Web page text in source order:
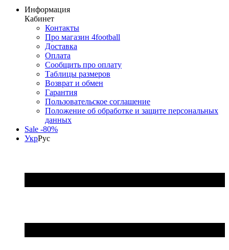
Информация
Кабинет
Контакты
Про магазин 4football
Доставка
Оплата
Сообщить про оплату
Таблицы размеров
Возврат и обмен
Гарантия
Пользовательское соглашение
Положение об обработке и защите персональных
данных
Sale -80%
УкрРус